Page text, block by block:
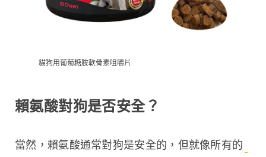
貓狗用葡萄糖胺軟骨素咀嚼片
賴氨酸對狗是否安全？
當然，賴氨酸通常對狗是安全的，但就像所有的